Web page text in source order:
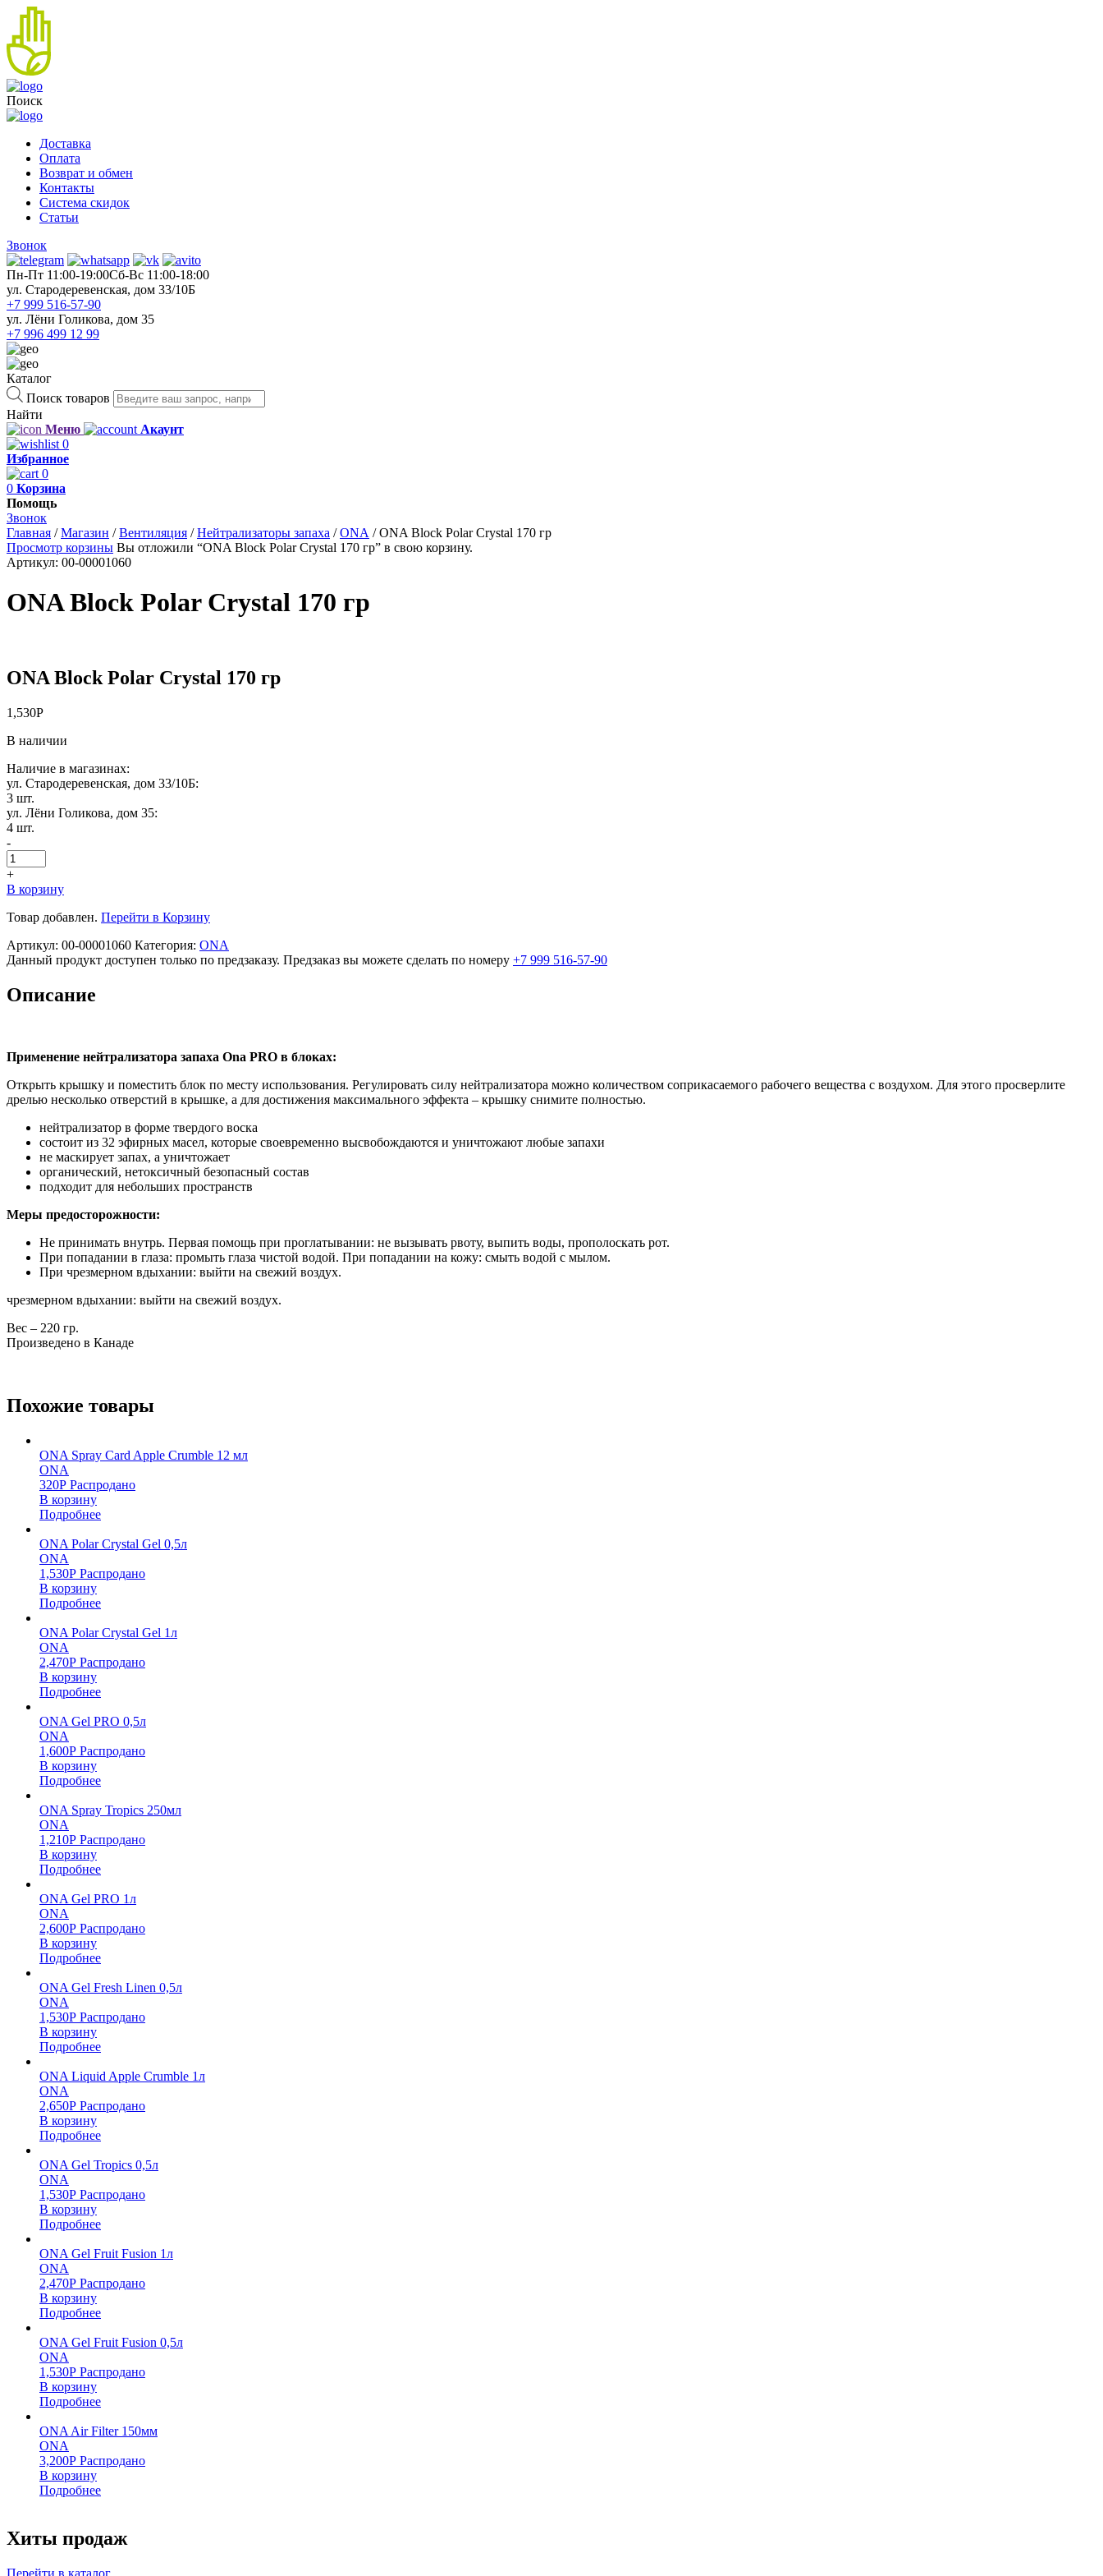
Поиск
Доставка
Оплата
Возврат и обмен
Контакты
Система скидок
Статьи
Звонок
Пн-Пт 11:00-19:00Cб-Вс 11:00-18:00
ул. Стародеревенская, дом 33/10Б
+7 999 516-57-90
ул. Лёни Голикова, дом 35
+7 996 499 12 99
Каталог
Поиск товаров
Найти
Меню
Акаунт
0
Избранное
0
0 Корзина
Помощь
Звонок
Главная /Магазин /Вентиляция /Нейтрализаторы запаха /ONA /ONA Block Polar Crystal 170 гр
Просмотр корзины Вы отложили “ONA Block Polar Crystal 170 гр” в свою корзину.
Артикул: 00-00001060
ONA Block Polar Crystal 170 гр
ONA Block Polar Crystal 170 гр
1,530Р
В наличии
Наличие в магазинах:
ул. Стародеревенская, дом 33/10Б:
3 шт.
ул. Лёни Голикова, дом 35:
4 шт.
-
+
В корзину
Товар добавлен. Перейти в Корзину
Артикул: 00-00001060 Категория: ONA
Данный продукт доступен только по предзаказу. Предзаказ вы можете сделать по номеру +7 999 516-57-90
Описание
Применение нейтрализатора запаха Ona PRO в блоках:
Открыть крышку и поместить блок по месту использования. Регулировать силу нейтрализатора можно количеством соприкасаемого рабочего вещества с воздухом. Для этого просверлите
дрелью несколько отверстий в крышке, а для достижения максимального эффекта – крышку снимите полностью.
нейтрализатор в форме твердого воска
состоит из 32 эфирных масел, которые своевременно высвобождаются и уничтожают любые запахи
не маскирует запах, а уничтожает
органический, нетоксичный безопасный состав
подходит для небольших пространств
Меры предосторожности:
Не принимать внутрь. Первая помощь при проглатывании: не вызывать рвоту, выпить воды, прополоскать рот.
При попадании в глаза: промыть глаза чистой водой. При попадании на кожу: смыть водой с мылом.
При чрезмерном вдыхании: выйти на свежий воздух.
чрезмерном вдыхании: выйти на свежий воздух.
Вес – 220 гр.
Произведено в Канаде
Похожие товары
ONA Spray Card Apple Crumble 12 мл
ONA
320Р Распродано
В корзину
Подробнее
ONA Polar Crystal Gel 0,5л
ONA
1,530Р Распродано
В корзину
Подробнее
ONA Polar Crystal Gel 1л
ONA
2,470Р Распродано
В корзину
Подробнее
ONA Gel PRO 0,5л
ONA
1,600Р Распродано
В корзину
Подробнее
ONA Spray Tropics 250мл
ONA
1,210Р Распродано
В корзину
Подробнее
ONA Gel PRO 1л
ONA
2,600Р Распродано
В корзину
Подробнее
ONA Gel Fresh Linen 0,5л
ONA
1,530Р Распродано
В корзину
Подробнее
ONA Liquid Apple Crumble 1л
ONA
2,650Р Распродано
В корзину
Подробнее
ONA Gel Tropics 0,5л
ONA
1,530Р Распродано
В корзину
Подробнее
ONA Gel Fruit Fusion 1л
ONA
2,470Р Распродано
В корзину
Подробнее
ONA Gel Fruit Fusion 0,5л
ONA
1,530Р Распродано
В корзину
Подробнее
ONA Air Filter 150мм
ONA
3,200Р Распродано
В корзину
Подробнее
Хиты продаж
Перейти в каталог